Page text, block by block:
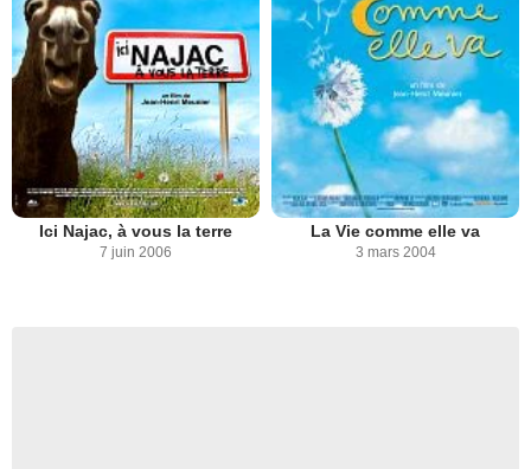
Ici Najac, à vous la terre
7 juin 2006
La Vie comme elle va
3 mars 2004